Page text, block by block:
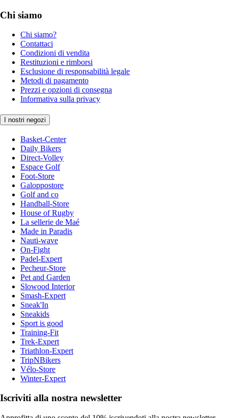
Chi siamo
Chi siamo?
Contattaci
Condizioni di vendita
Restituzioni e rimborsi
Esclusione di responsabilità legale
Metodi di pagamento
Prezzi e opzioni di consegna
Informativa sulla privacy
I nostri negozi
Basket-Center
Daily Bikers
Direct-Volley
Espace Golf
Foot-Store
Galoppostore
Golf and co
Handball-Store
House of Rugby
La sellerie de Maé
Made in Paradis
Nauti-wave
On-Fight
Padel-Expert
Pecheur-Store
Pet and Garden
Slowood Interior
Smash-Expert
Sneak'In
Sneakids
Sport is good
Training-Fit
Trek-Expert
Triathlon-Expert
TripNBikers
Vélo-Store
Winter-Expert
Iscriviti alla nostra newsletter